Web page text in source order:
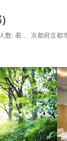
：10名 ～ 180名 京都府京都